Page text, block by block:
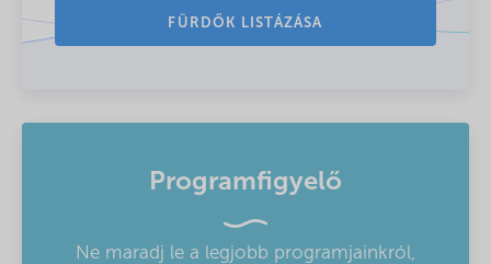
FÜRDŐK LISTÁZÁSA
Programfigyelő
Ne maradj le a legjobb programjainkról,